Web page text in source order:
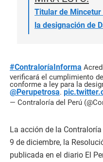
Titular de
la designación de
#ContraloríaInforma
verificará el cumplimiento
conforme a ley para la
@Perupetrosa.
— Contraloría del Perú
La acción de la
9 de diciembre, la
publicada en el diario El